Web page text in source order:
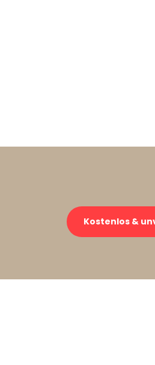
Kostenlos &